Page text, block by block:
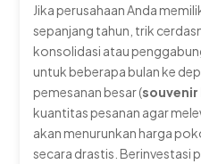
Jika perusahaan Anda
sepanjang tahun, trik
konsolidasi atau
untuk beberapa bulan ke
pemesanan besar (
kuantitas pesanan agar
akan menurunkan harga
secara drastis. Berinvestasi